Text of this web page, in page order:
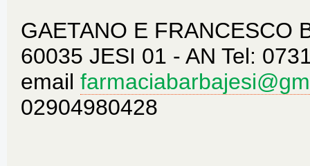
GAETANO E FRANCESCO
60035 JESI 01 - AN Tel:
email
02904980428